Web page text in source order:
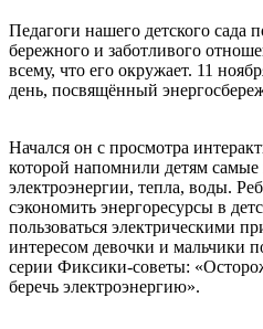
Педагоги нашего детского сада
бережного и заботливого
всему, что его окружает. 11
день, посвящённый
Начался он с просмотра
которой напомнили детям
электроэнергии, тепла, воды.
сэкономить энергоресурсы в
пользоваться электрическими
интересом девочки и мальчики
серии Фиксики-советы:
беречь электроэнергию».